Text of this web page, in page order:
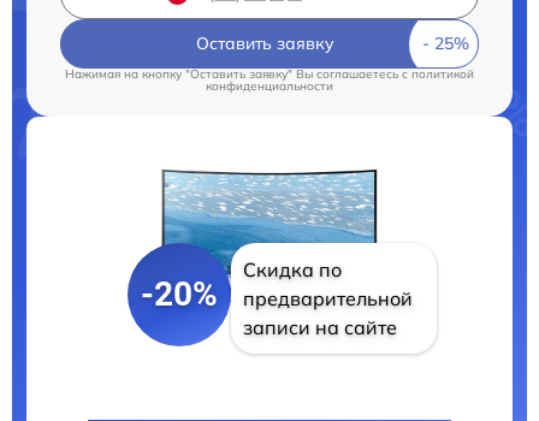
Оставить заявку
Нажимая на кнопку "Оставить заявку" Вы соглашаетесь c политикой
конфиденциальности
-20%
Скидка по
предварительной
записи на сайте